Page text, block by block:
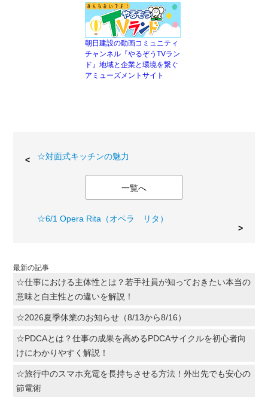
朝日建設の動画コミュニティ
チャンネル『やるぞうTVラン
ド』地域と企業と環境を繋ぐ
アミューズメントサイト
☆対面式キッチンの魅力
一覧へ
☆6/1 Opera Rita（オペラ リタ）
最新の記事
☆仕事における主体性とは？若手社員が知っておきたい本当の
意味と自主性との違いを解説！
☆2026夏季休業のお知らせ（8/13から8/16）
☆PDCAとは？仕事の成果を高めるPDCAサイクルを初心者向
けにわかりやすく解説！
☆旅行中のスマホ充電を長持ちさせる方法！外出先でも安心の
節電術